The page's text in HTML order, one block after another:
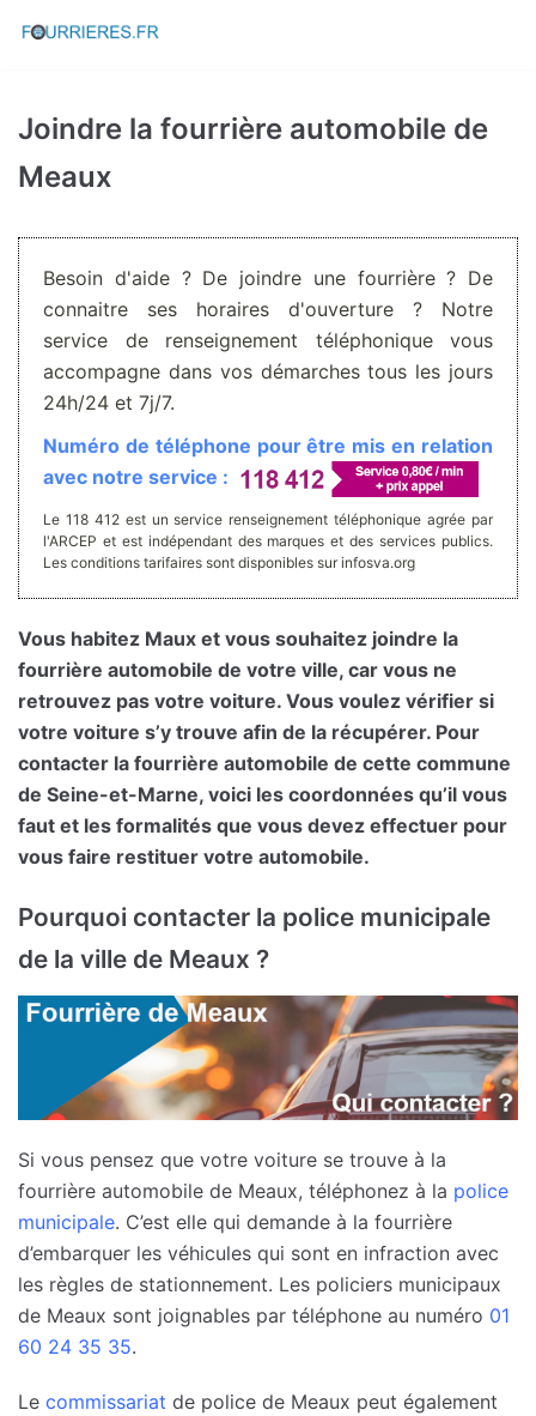
Aller
Joindre la fourrière automobile de
Meaux
Besoin d'aide ? De joindre une fourrière ? De
connaitre ses horaires d'ouverture ? Notre
service de renseignement téléphonique vous
accompagne dans vos démarches tous les jours
24h/24 et 7j/7.
Numéro de téléphone pour être mis en relation
avec notre service :
Le 118 412 est un service renseignement téléphonique agrée par
l'ARCEP et est indépendant des marques et des services publics.
Les conditions tarifaires sont disponibles sur infosva.org
Vous habitez Maux et vous souhaitez joindre la
fourrière automobile de votre ville, car vous ne
retrouvez pas votre voiture. Vous voulez vérifier si
votre voiture s’y trouve afin de la récupérer. Pour
contacter la fourrière automobile de cette commune
de Seine-et-Marne, voici les coordonnées qu’il vous
faut et les formalités que vous devez effectuer pour
vous faire restituer votre automobile.
Pourquoi contacter la police municipale
de la ville de Meaux ?
Si vous pensez que votre voiture se trouve à la
fourrière automobile de Meaux, téléphonez à la police
municipale. C’est elle qui demande à la fourrière
d’embarquer les véhicules qui sont en infraction avec
les règles de stationnement. Les policiers municipaux
de Meaux sont joignables par téléphone au numéro 01
60 24 35 35.
Le commissariat de police de Meaux peut également